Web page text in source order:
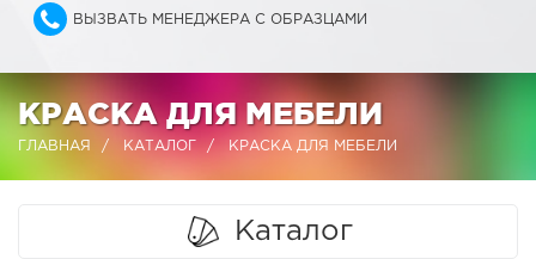
ВЫЗВАТЬ МЕНЕДЖЕРА С ОБРАЗЦАМИ
КРАСКА ДЛЯ МЕБЕЛИ
ГЛАВНАЯ КАТАЛОГ КРАСКА ДЛЯ МЕБЕЛИ
Каталог